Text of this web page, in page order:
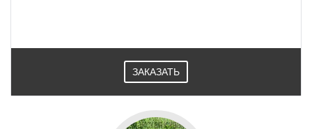
ЗАКАЗАТЬ